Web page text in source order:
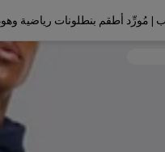
| مُورِّد أطقم بنطلونات رياضية